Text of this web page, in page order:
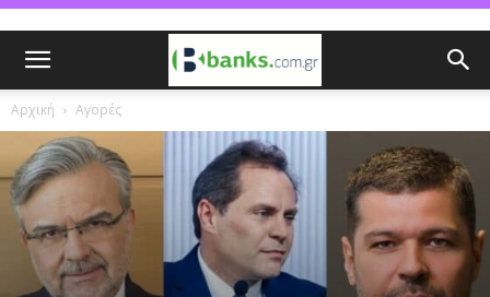
Αρχική Αγορές